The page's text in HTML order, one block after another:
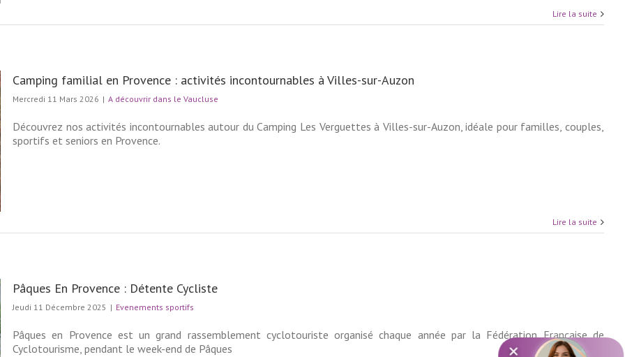
Lire la suite
Camping familial en Provence : activités incontournables à Villes-sur-Auzon
Mercredi 11 Mars 2026 | A découvrir dans le Vaucluse
Découvrez nos activités incontournables autour du Camping Les Verguettes à Villes-sur-Auzon, idéale pour familles, couples,
sportifs et seniors en Provence.
Lire la suite
Pâques En Provence : Détente Cycliste
Jeudi 11 Décembre 2025 | Evenements sportifs
Pâques en Provence est un grand rassemblement cyclotouriste organisé chaque année par la Fédération Française de
Cyclotourisme, pendant le week-end de Pâques